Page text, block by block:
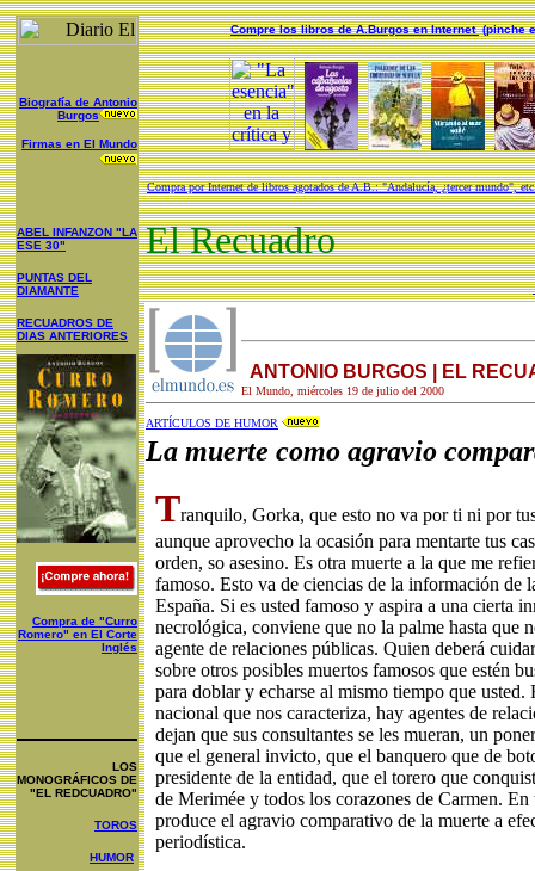
Biografía de Antonio
Burgos
Firmas en El Mundo
ABEL INFANZON "LA
ESE 30"
PUNTAS DEL
DIAMANTE
RECUADROS DE
DIAS ANTERIORES
Compra de "Curro
Romero" en El Corte
Inglés
LOS
MONOGRÁFICOS DE
"EL REDCUADRO"
TOROS
HUMOR
Compre los libros de A.Burgos en Internet(pinche
Compra por Internet de libros agotados de A.B.: "Andalucía, ¿tercer mundo",
El Recuadro
El Mundo, miércoles 19 de julio del 2000
ARTÍCULOS DE HUMOR
ANTONIO BURGOS | EL
La muerte como agravio
Tranquilo, Gorka, que esto no va por ti ni por
aunque aprovecho la ocasión para mentarte tus
orden, so asesino. Es otra muerte a la que me
famoso. Esto va de ciencias de la información de
España. Si es usted famoso y aspira a una cierta
necrológica, conviene que no la palme hasta que
agente de relaciones públicas. Quien deberá
sobre otros posibles muertos famosos que estén
para doblar y echarse al mismo tiempo que usted.
nacional que nos caracteriza, hay agentes de
dejan que sus consultantes se les mueran, un
que el general invicto, que el banquero que de
presidente de la entidad, que el torero que
de Merimée y todos los corazones de Carmen. En
produce el agravio comparativo de la muerte a
periodística.